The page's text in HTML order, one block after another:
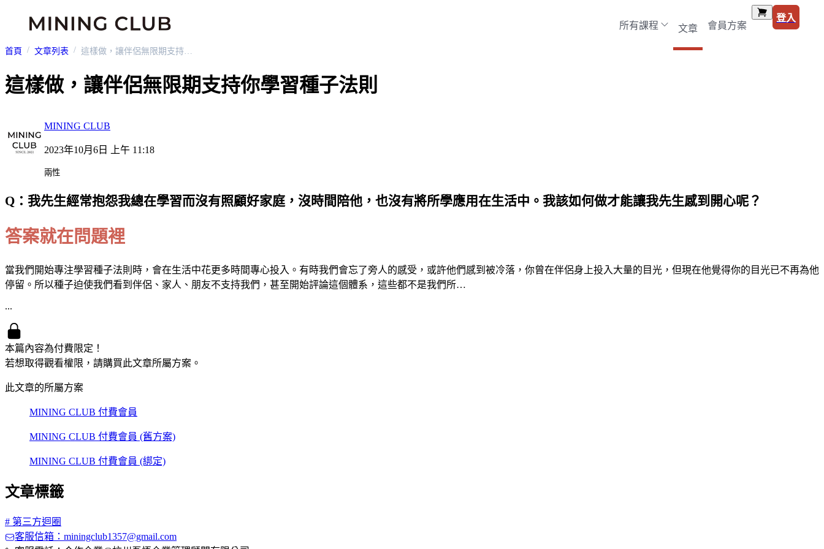
所有課程 文章 會員方案
登入
首頁 文章列表 這樣做，讓伴侶無限期支持你學習種子法則
這樣做，讓伴侶無限期支持你學習種子法則
MINING CLUB
2023年10月6日 上午 11:18
兩性
Q：我先生經常抱怨我總在學習而沒有照顧好家庭，沒時間陪他，也沒有將所學應用在生活中。我該如何做才能讓我先生感到開心呢？
答案就在問題裡
當我們開始專注學習種子法則時，會在生活中花更多時間專心投入。有時我們會忘了旁人的感受，或許他們感到被冷落，你曾在伴侶身上投入大量的目光，但現在他覺得你的目光已不再為他
停留。所以種子迫使我們看到伴侶、家人、朋友不支持我們，甚至開始評論這個體系，這些都不是我們所…
...
本篇內容為付費限定！
若想取得觀看權限，請購買此文章所屬方案。
此文章的所屬方案
MINING CLUB 付費會員
MINING CLUB 付費會員 (舊方案)
MINING CLUB 付費會員 (綁定)
文章標籤
# 第三方迴圈
客服信箱：miningclub1357@gmail.com